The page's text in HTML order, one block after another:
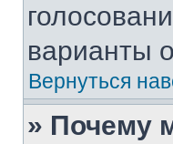
варианты
Вернуться
» Почему